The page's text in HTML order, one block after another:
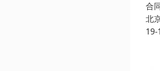
合
北
19-